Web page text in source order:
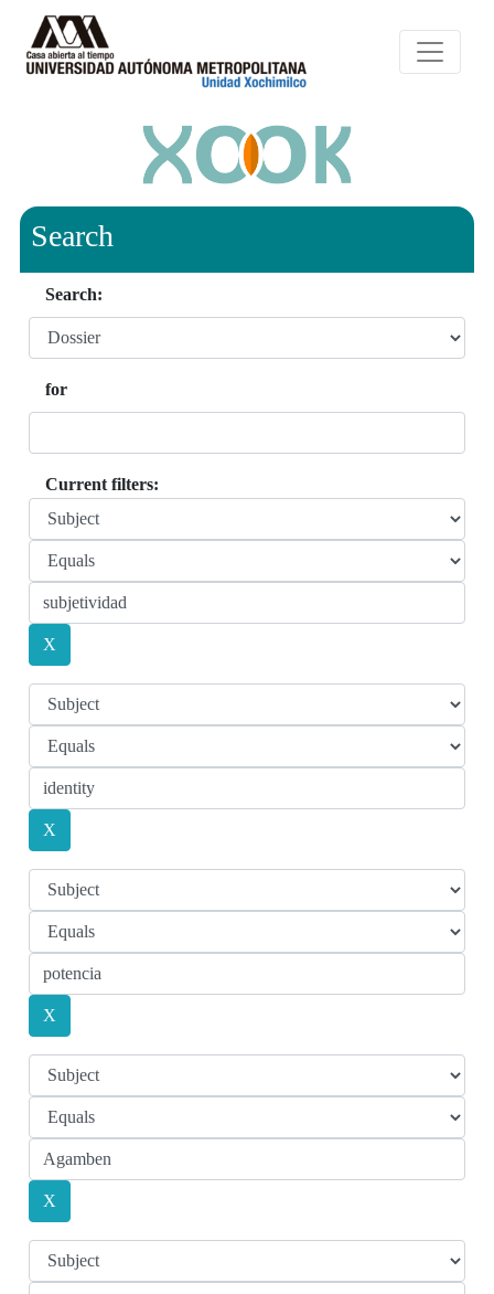
Search
Search:
for
Current filters: